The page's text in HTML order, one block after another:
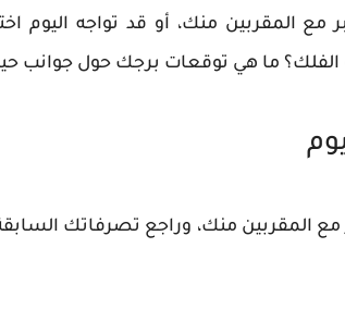
مع المقربين منك، أو قد تواجه
ما هي توقعات برجك حول جوانب
مع المقربين منك، وراجع تصرفاتك